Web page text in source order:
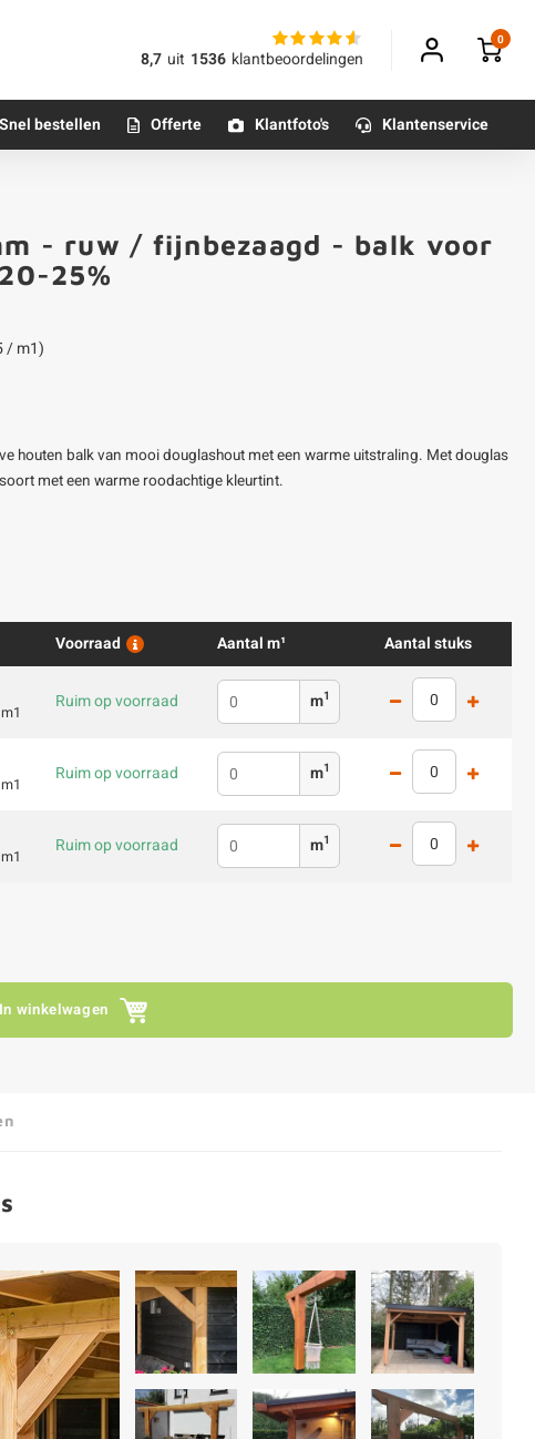
8,7 uit 1536 klantbeoordelingen
0
buiten
voor binnen
Betonmortels
Alle poten & onderstellen
Snel bestellen Offerte Klantfoto's Klantenservice
- ruw / fijnbezaagd - balk voor
25%
/ m1)
houten balk van mooi douglashout met een warme uitstraling. Met douglas
met een warme roodachtige kleurtint.
Voorraad Aantal m¹ Aantal stuks
Ruim op voorraad m1
Ruim op voorraad m1
Ruim op voorraad m1
In winkelwagen